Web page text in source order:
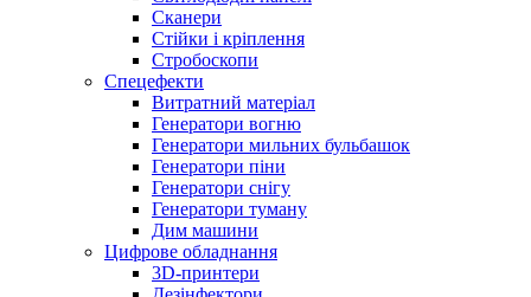
Сканери
Стійки і кріплення
Стробоскопи
Спецефекти
Витратний матеріал
Генератори вогню
Генератори мильних бульбашок
Генератори піни
Генератори снігу
Генератори туману
Дим машини
Цифрове обладнання
3D-принтери